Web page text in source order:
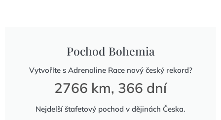
Pochod Bohemia
Vytvoříte s Adrenaline Race nový český rekord?
2766 km, 366 dní
Nejdelší štafetový pochod v dějinách Česka.